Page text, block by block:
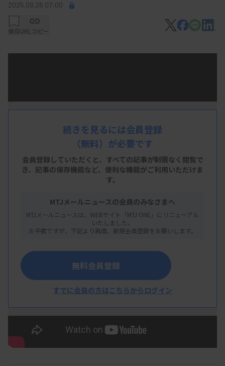
2025.09.26 07:00
保存URLコピー
の隙間時間にサッとチェックできます。リニューア
ルにあわせ、AI音声の読み上げ機能もパワーアッ
プ！ 耳だけで最新情報をキャッチし、多忙な毎日
でも無理なくニュースに触れられます。
続きを見るには会員登録
（無料）が必要です
会員登録していただくと、すべての記事が制限なく閲覧で
き、 記事の保存機能など、便利な機能がご利用いただけま
す。
MTJメールニュースの会員のみなさまへ
MTJメールニュースは、WEBサイト「MTJ ONE」にリニューアル
いたしました。
お手数ですが、下記より再度、新規会員登録をお願いします。
無料会員登録
すでに会員の方はこちらからログイン